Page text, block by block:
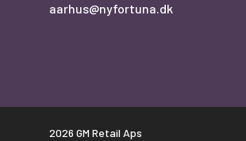
aarhus@nyfortuna.dk
2026 GM Retail Aps